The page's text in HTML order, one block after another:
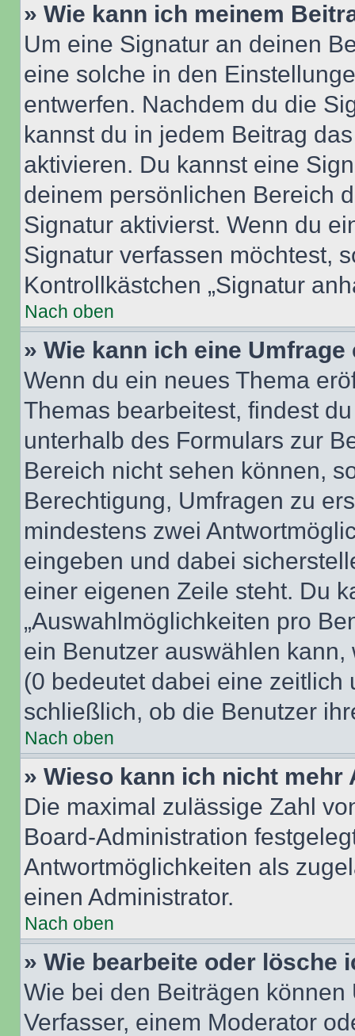
» Wie kann ich meinem
Um eine Signatur an deinen
eine solche in den
entwerfen. Nachdem du die
kannst du in jedem Beitrag
aktivieren. Du kannst eine
deinem persönlichen Bereich
Signatur aktivierst. Wenn du
Signatur verfassen möchtest,
Kontrollkästchen „Signatur
Nach oben
» Wie kann ich eine
Wenn du ein neues Thema
Themas bearbeitest, findest
unterhalb des Formulars zur
Bereich nicht sehen können,
Berechtigung, Umfragen zu
mindestens zwei
eingeben und dabei
einer eigenen Zeile steht. Du
„Auswahlmöglichkeiten pro
ein Benutzer auswählen
(0 bedeutet dabei eine
schließlich, ob die Benutzer
Nach oben
» Wieso kann ich nicht
Die maximal zulässige Zahl
Board-Administration
Antwortmöglichkeiten als
einen Administrator.
Nach oben
» Wie bearbeite oder lösche
Wie bei den Beiträgen
Verfasser, einem Moderator